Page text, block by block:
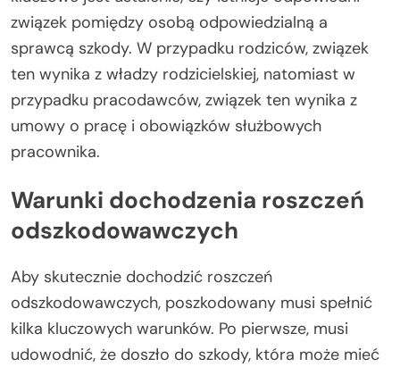
związek pomiędzy osobą odpowiedzialną a
sprawcą szkody. W przypadku rodziców, związek
ten wynika z władzy rodzicielskiej, natomiast w
przypadku pracodawców, związek ten wynika z
umowy o pracę i obowiązków służbowych
pracownika.
Warunki dochodzenia roszczeń
odszkodowawczych
Aby skutecznie dochodzić roszczeń
odszkodowawczych, poszkodowany musi spełnić
kilka kluczowych warunków. Po pierwsze, musi
udowodnić, że doszło do szkody, która może mieć